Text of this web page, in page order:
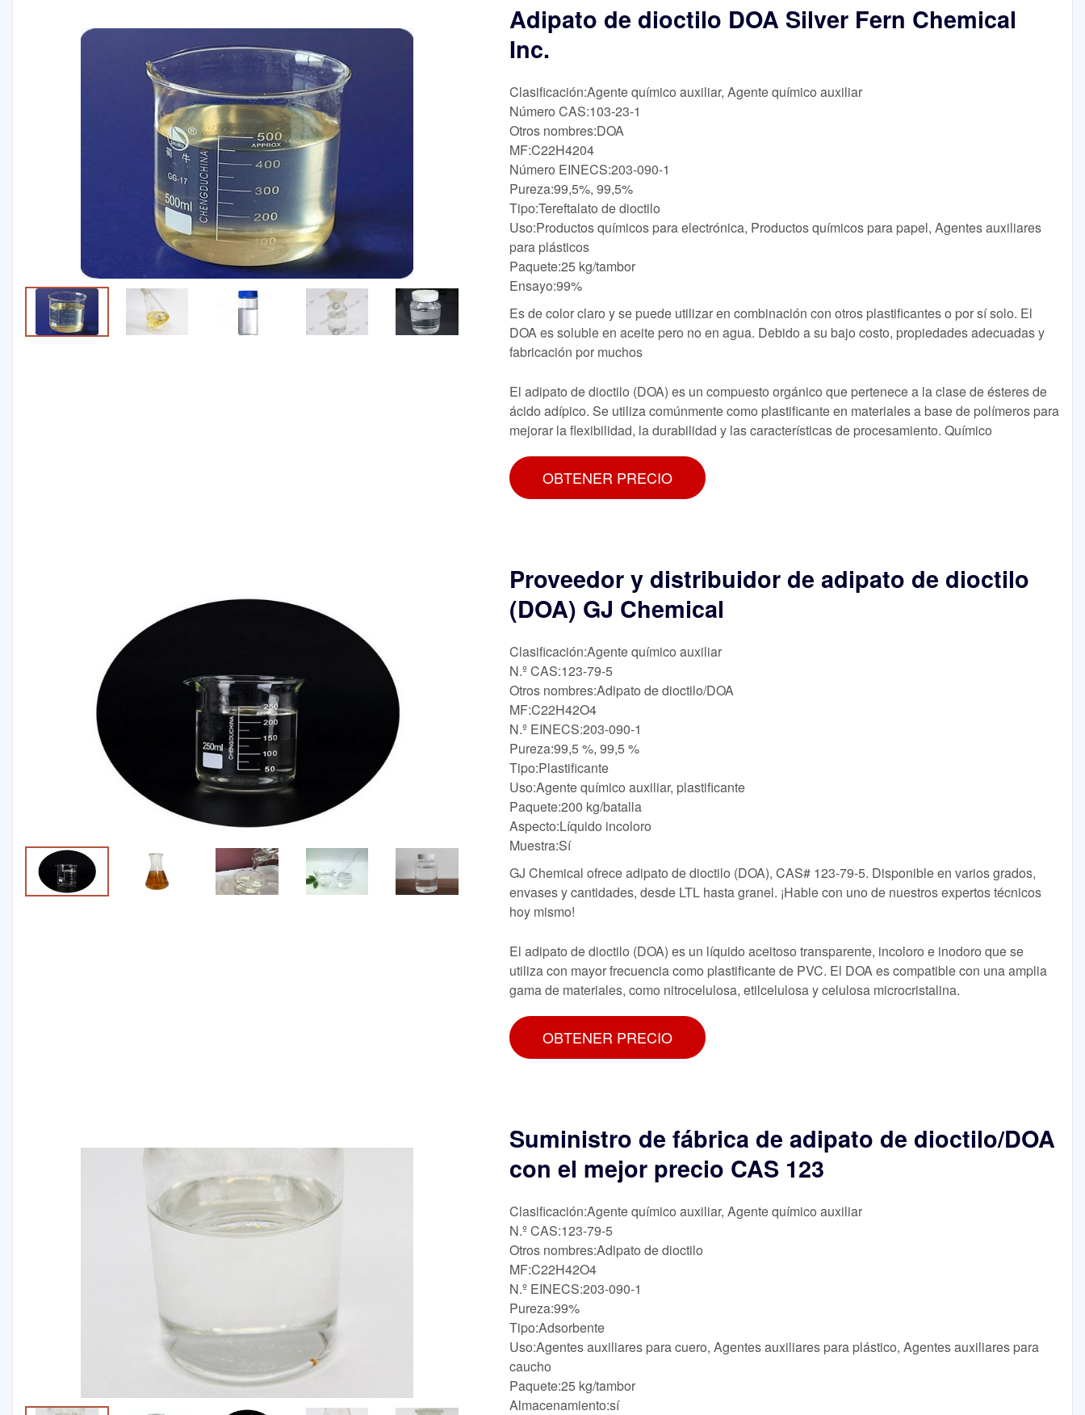
Adipato de dioctilo DOA Silver Fern Chemical
Inc.
Clasificación:Agente químico auxiliar, Agente químico auxiliar
Número CAS:103-23-1
Otros nombres:DOA
MF:C22H4204
Número EINECS:203-090-1
Pureza:99,5%, 99,5%
Tipo:Tereftalato de dioctilo
Uso:Productos químicos para electrónica, Productos químicos para papel, Agentes auxiliares
para plásticos
Paquete:25 kg/tambor
Ensayo:99%
Es de color claro y se puede utilizar en combinación con otros plastificantes o por sí solo. El
DOA es soluble en aceite pero no en agua. Debido a su bajo costo, propiedades adecuadas y
fabricación por muchos
El adipato de dioctilo (DOA) es un compuesto orgánico que pertenece a la clase de ésteres de
ácido adípico. Se utiliza comúnmente como plastificante en materiales a base de polímeros para
mejorar la flexibilidad, la durabilidad y las características de procesamiento. Químico
OBTENER PRECIO
Proveedor y distribuidor de adipato de dioctilo
(DOA) GJ Chemical
Clasificación:Agente químico auxiliar
N.º CAS:123-79-5
Otros nombres:Adipato de dioctilo/DOA
MF:C22H42O4
N.º EINECS:203-090-1
Pureza:99,5 %, 99,5 %
Tipo:Plastificante
Uso:Agente químico auxiliar, plastificante
Paquete:200 kg/batalla
Aspecto:Líquido incoloro
Muestra:Sí
GJ Chemical ofrece adipato de dioctilo (DOA), CAS# 123-79-5. Disponible en varios grados,
envases y cantidades, desde LTL hasta granel. ¡Hable con uno de nuestros expertos técnicos
hoy mismo!
El adipato de dioctilo (DOA) es un líquido aceitoso transparente, incoloro e inodoro que se
utiliza con mayor frecuencia como plastificante de PVC. El DOA es compatible con una amplia
gama de materiales, como nitrocelulosa, etilcelulosa y celulosa microcristalina.
OBTENER PRECIO
Suministro de fábrica de adipato de dioctilo/DOA
con el mejor precio CAS 123
Clasificación:Agente químico auxiliar, Agente químico auxiliar
N.º CAS:123-79-5
Otros nombres:Adipato de dioctilo
MF:C22H42O4
N.º EINECS:203-090-1
Pureza:99%
Tipo:Adsorbente
Uso:Agentes auxiliares para cuero, Agentes auxiliares para plástico, Agentes auxiliares para
caucho
Paquete:25 kg/tambor
Almacenamiento:sí